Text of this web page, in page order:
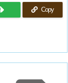
Copy